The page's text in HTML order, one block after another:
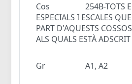
Cos
254B-TOTS
ESPECIALS I ESCALES
PART D'AQUESTS
ALS QUALS ESTÀ ADSCRIT
Gr A1, A2